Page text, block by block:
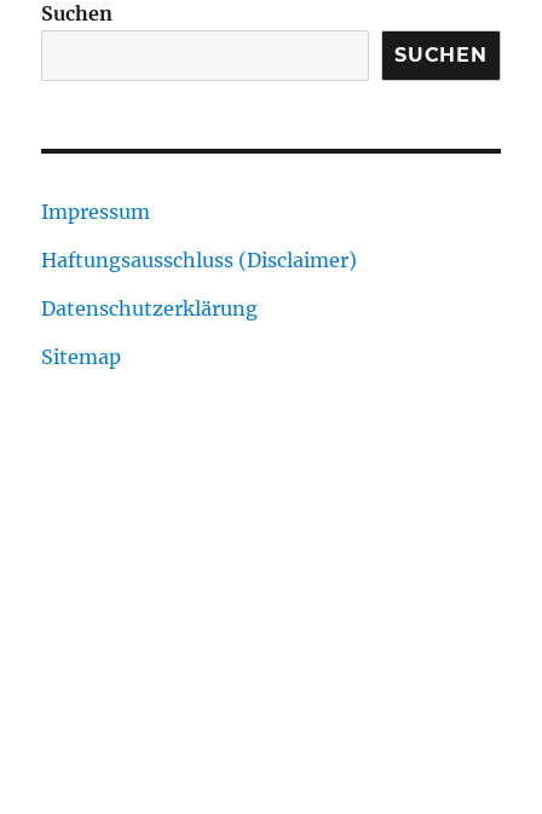
Suchen
SUCHEN
Impressum
Haftungsausschluss (Disclaimer)
Datenschutzerklärung
Sitemap